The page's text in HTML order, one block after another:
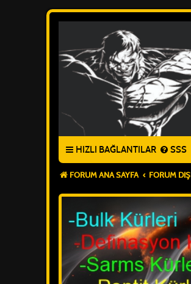
HIZLI BAĞLANTILAR SSS
FORUM ANA SAYFA FORUM DIŞI